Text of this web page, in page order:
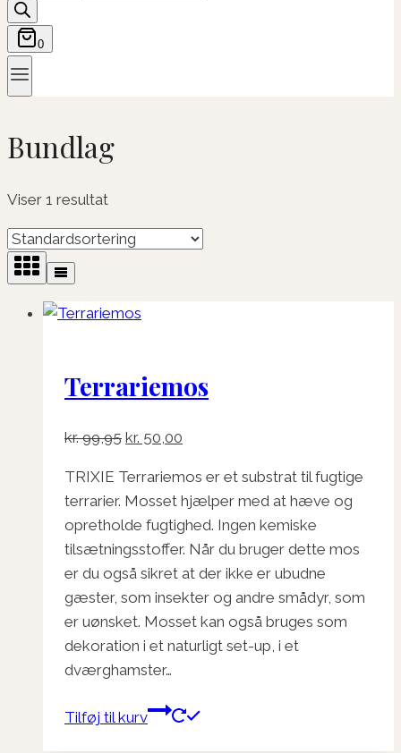
search
0
Bundlag
Viser 1 resultat
Terrariemos
kr.99,95 Den
pris
var:
kr. 99,95.
kr. 50,00
pris
er:
kr. 50,00.
TRIXIE Terrariemos er et substrat til fugtige
terrarier. Mosset hjælper med at hæve og
opretholde fugtighed. Ingen kemiske
tilsætningsstoffer. Når du bruger dette mos
er du også sikret at der ikke er ubudne
gæster, som insekter og andre smådyr, som
er uønsket. Mosset kan også bruges som
dekoration i et naturligt set-up, i et
dværghamster…
Tilføj til kurv